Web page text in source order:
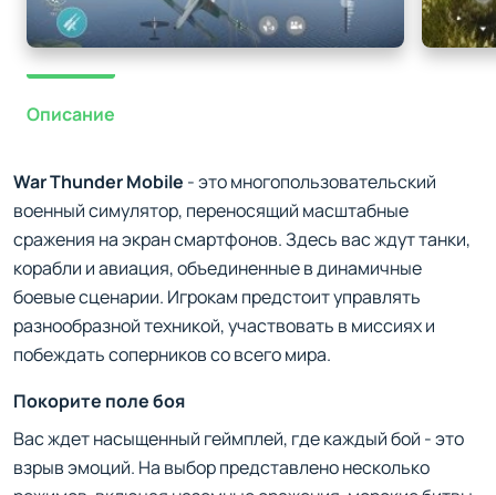
Описание
War Thunder Mobile - это многопользовательский
военный симулятор, переносящий масштабные
сражения на экран смартфонов. Здесь вас ждут танки,
корабли и авиация, объединенные в динамичные
боевые сценарии. Игрокам предстоит управлять
разнообразной техникой, участвовать в миссиях и
побеждать соперников со всего мира.
Покорите поле боя
Вас ждет насыщенный геймплей, где каждый бой - это
взрыв эмоций. На выбор представлено несколько